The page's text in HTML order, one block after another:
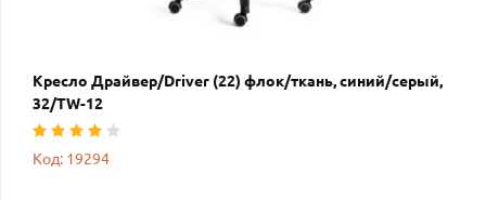
Кресло Драйвер/Driver (22) флок/ткань, синий/серый,
32/TW-12
Код: 19294